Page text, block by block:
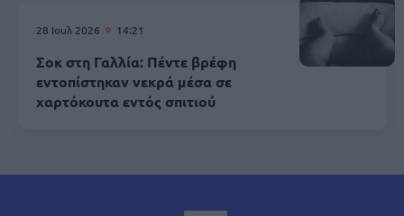
28 Ιουλ 2026 14:21
Σοκ στη Γαλλία: Πέντε βρέφη
εντοπίστηκαν νεκρά μέσα σε
χαρτόκουτα εντός σπιτιού